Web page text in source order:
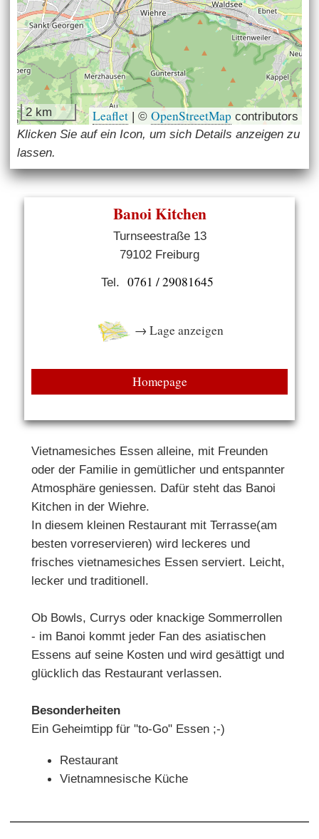
2 km Leaflet | © OpenStreetMap contributors
Klicken Sie auf ein Icon, um sich Details anzeigen zu
lassen.
Banoi Kitchen
Turnseestraße 13
79102 Freiburg
Tel. 0761 / 29081645
→ Lage anzeigen
Homepage
Vietnamesiches Essen alleine, mit Freunden
oder der Familie in gemütlicher und entspannter
Atmosphäre geniessen. Dafür steht das Banoi
Kitchen in der Wiehre.
In diesem kleinen Restaurant mit Terrasse(am
besten vorreservieren) wird leckeres und
frisches vietnamesiches Essen serviert. Leicht,
lecker und traditionell.
Ob Bowls, Currys oder knackige Sommerrollen
- im Banoi kommt jeder Fan des asiatischen
Essens auf seine Kosten und wird gesättigt und
glücklich das Restaurant verlassen.
Besonderheiten
Ein Geheimtipp für "to-Go" Essen ;-)
Restaurant
Vietnamnesische Küche